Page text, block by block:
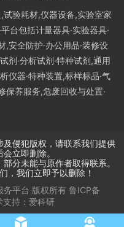
验耗材,仪器设备,实验室家
台包括计量器具·实验器具·
,安全防护·办公用品·装修设
剂·分析试剂·特种试剂,通用
仪器·特种装置,标样标品·气
保养服务,危废回收与处置·
侵犯版权，请联系我们提供
立即删除。
分未能与原作者取得联系。
，我们立即予以删除！
务平台 版权所有 鲁ICP备
持： 爱科研